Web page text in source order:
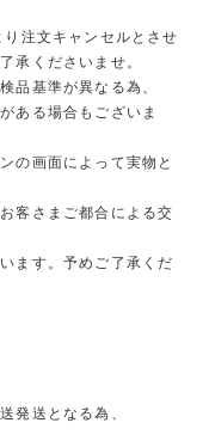
注文キャンセルとさせ
承くださいませ。
品基準が異なる為、
ある場合もございま
の画面によって実物と
客さまご都合による交
ます。予めご了承くだ
発送となる為、